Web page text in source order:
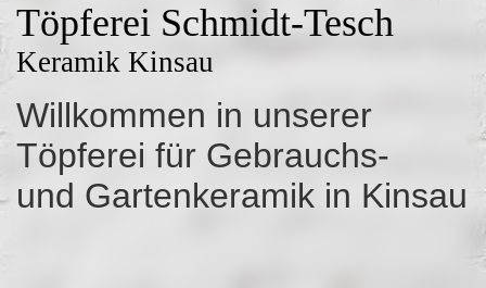
Töpferei Schmidt-Tesch
Keramik Kinsau
Willkommen in unserer
Töpferei für Gebrauchs-
und Gartenkeramik in Kinsau